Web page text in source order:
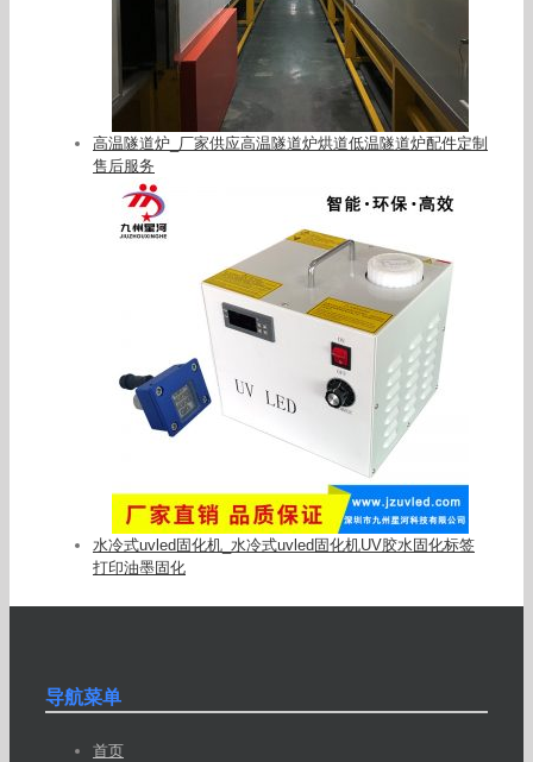
高温隧道炉_厂家供应高温隧道炉烘道低温隧道炉配件定制
售后服务
水冷式uvled固化机_水冷式uvled固化机UV胶水固化标签
打印油墨固化
导航菜单
首页